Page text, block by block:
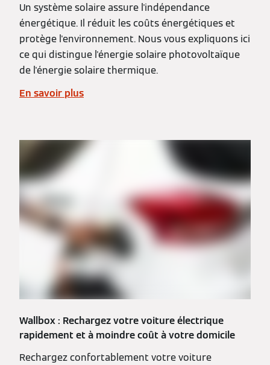
Un système solaire assure l'indépendance
énergétique. Il réduit les coûts énergétiques et
protège l'environnement. Nous vous expliquons ici
ce qui distingue l'énergie solaire photovoltaïque
de l'énergie solaire thermique.
En savoir plus
Wallbox : Rechargez votre voiture électrique
rapidement et à moindre coût à votre domicile
Rechargez confortablement votre voiture